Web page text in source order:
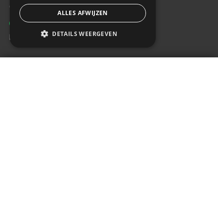
Contact
+31(0)85 486 83 17
info@rrparts.nl
ALLES AFWIJZEN
DETAILS WEERGEVEN